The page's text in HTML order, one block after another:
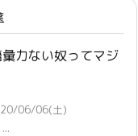
力ない奴ってマジ
06/06(土)